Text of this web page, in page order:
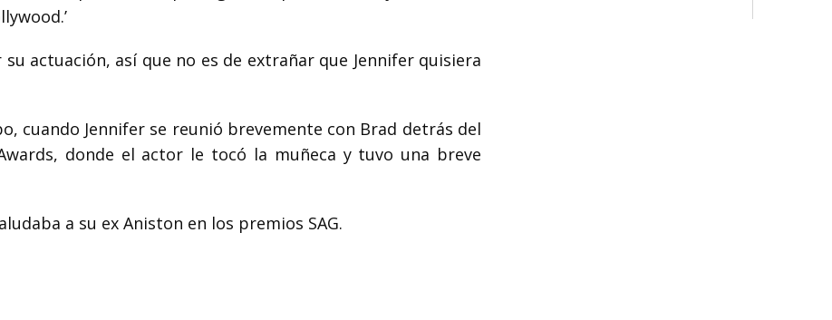
actuación, así que no es de extrañar que Jennifer quisiera
cuando Jennifer se reunió brevemente con Brad detrás del
donde el actor le tocó la muñeca y tuvo una breve
a su ex Aniston en los premios SAG.